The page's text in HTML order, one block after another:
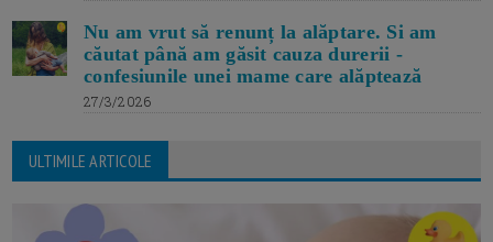
Nu am vrut să renunț la alăptare. Si am
căutat până am găsit cauza durerii -
confesiunile unei mame care alăptează
27/3/2026
ULTIMILE ARTICOLE